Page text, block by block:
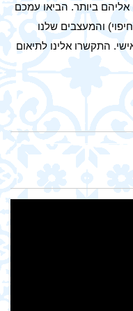
ביותר. הביאו עמכם
והמעצבים שלנו
התקשרו אלינו לתיאום